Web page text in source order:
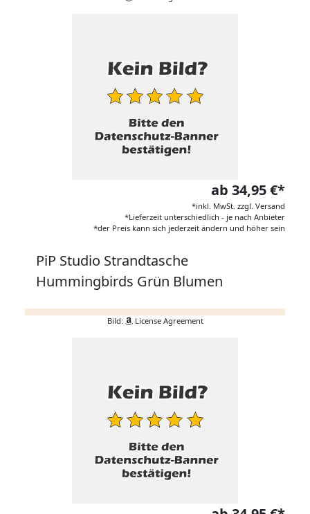
ab 34,95 €*
*inkl. MwSt. zzgl. Versand
*Lieferzeit unterschiedlich - je nach Anbieter
*der Preis kann sich jederzeit ändern und höher sein
PiP Studio Strandtasche
Hummingbirds Grün Blumen
Bild: License Agreement